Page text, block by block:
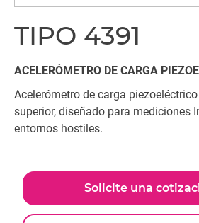
TIPO 4391
ACELERÓMETRO DE CARGA
Acelerómetro de carga
superior, diseñado para mediciones
entornos hostiles.
Solicite una